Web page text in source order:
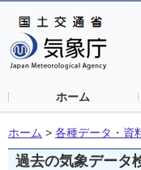
ホーム
ホーム > 各種データ・資
過去の気象データ